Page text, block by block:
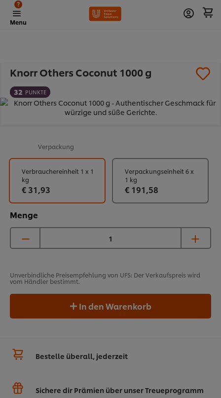
Menu
?
Knorr Others Coconut 1000 g
32 PUNKTE
Verpackung
Menge
Verbrauchereinheit 1 x 1
kg
€ 31,93
Verpackungseinheit 6 x
1 kg
€ 191,58
Unverbindliche Preisempfehlung von UFS: Der Verkaufspreis wird
vom Händler bestimmt.
In den Warenkorb
Bestelle überall, jederzeit
Sichere dir Prämien über unser Treueprogramm